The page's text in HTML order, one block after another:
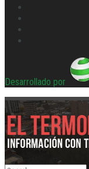
Desarrollado por